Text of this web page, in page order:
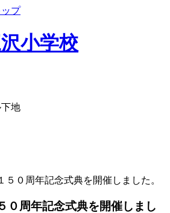
プ
小学校
５０周年記念式典を開催しました。
０周年記念式典を開催しまし